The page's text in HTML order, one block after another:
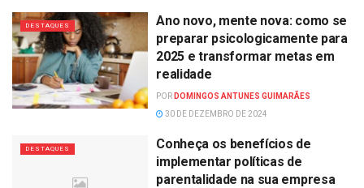
DESTAQUES
Ano novo, mente nova: como se
preparar psicologicamente para
2025 e transformar metas em
realidade
POR DOMINGOS ANTUNES GUIMARÃES
30 DE DEZEMBRO DE 2024
DESTAQUES
Conheça os benefícios de
implementar políticas de
parentalidade na sua empresa